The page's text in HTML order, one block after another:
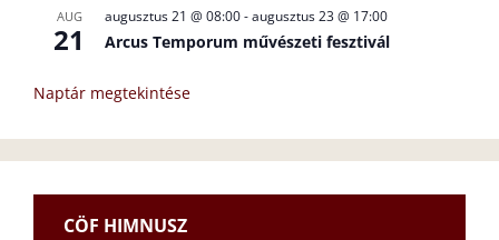
AUG
21
augusztus 21 @ 08:00-augusztus 23 @ 17:00
Arcus Temporum művészeti fesztivál
Naptár megtekintése
CÖF HIMNUSZ